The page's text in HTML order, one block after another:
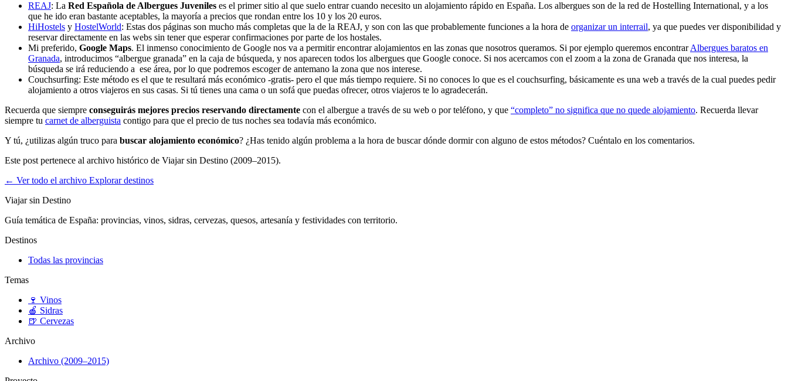
REAJ: La Red Española de Albergues Juveniles es el primer sitio al que suelo entrar cuando necesito un alojamiento rápido en España. Los albergues son de la red de Hostelling International, y a los
que he ido eran bastante aceptables, la mayoría a precios que rondan entre los 10 y los 20 euros.
HiHostels y HostelWorld: Estas dos páginas son mucho más completas que la de la REAJ, y son con las que probablemente funciones a la hora de organizar un interrail, ya que puedes ver disponibilidad y
reservar directamente en las webs sin tener que esperar confirmaciones por parte de los hostales.
Mi preferido, Google Maps. El inmenso conocimiento de Google nos va a permitir encontrar alojamientos en las zonas que nosotros queramos. Si por ejemplo queremos encontrarAlbergues baratos en
Granada, introducimos “albergue granada” en la caja de búsqueda, y nos aparecen todos los albergues que Google conoce. Si nos acercamos con el zoom a la zona de Granada que nos interesa, la
búsqueda se irá reduciendo a ese área, por lo que podremos escoger de antemano la zona que nos interese.
Couchsurfing: Este método es el que te resultará más económico -gratis- pero el que más tiempo requiere. Si no conoces lo que es el couchsurfing, básicamente es una web a través de la cual puedes pedir
alojamiento a otros viajeros en sus casas. Si tú tienes una cama o un sofá que puedas ofrecer, otros viajeros te lo agradecerán.
Recuerda que siempre conseguirás mejores precios reservando directamente con el albergue a través de su web o por teléfono, y que “completo” no significa que no quede alojamiento. Recuerda llevar
siempre tu carnet de alberguista contigo para que el precio de tus noches sea todavía más económico.
Y tú, ¿utilizas algún truco para buscar alojamiento económico? ¿Has tenido algún problema a la hora de buscar dónde dormir con alguno de estos métodos? Cuéntalo en los comentarios.
Este post pertenece al archivo histórico de Viajar sin Destino (2009–2015).
← Ver todo el archivo Explorar destinos
Viajar sin Destino
Guía temática de España: provincias, vinos, sidras, cervezas, quesos, artesanía y festividades con territorio.
Destinos
Todas las provincias
Temas
🍷 Vinos
🍎 Sidras
🍺 Cervezas
Archivo
Archivo (2009–2015)